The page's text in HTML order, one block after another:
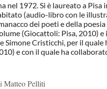
nel 1972. Si è laureato a
(audio-libro con le
dei poeti e della
(Giocattoli: Pisa, 2010)
Simone Cristicchi, per il
e con il quale ha
Matteo Pelliti